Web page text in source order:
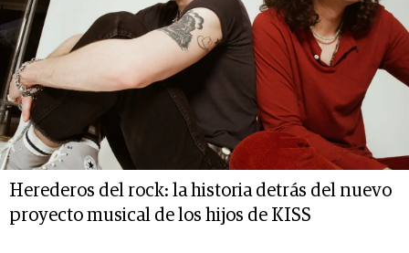
Herederos del rock: la historia detrás del nuevo
proyecto musical de los hijos de KISS